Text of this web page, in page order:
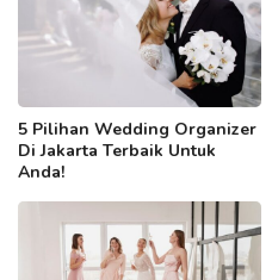
5 Pilihan Wedding Organizer
Di Jakarta Terbaik Untuk
Anda!